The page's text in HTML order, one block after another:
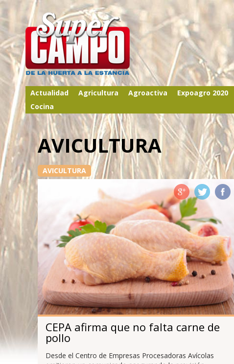
Actualidad Agricultura Agroactiva Expoagro 2020
Cocina
AVICULTURA
AVICULTURA
CEPA afirma que no falta carne de
pollo
Desde el Centro de Empresas Procesadoras Avícolas